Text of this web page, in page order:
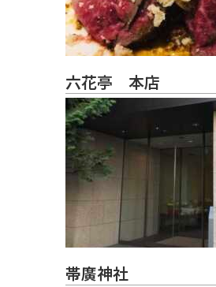
六花亭 本店
帯廣神社